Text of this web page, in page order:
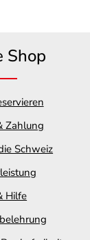
Shop
Zahlung
Schweiz
Hilfe